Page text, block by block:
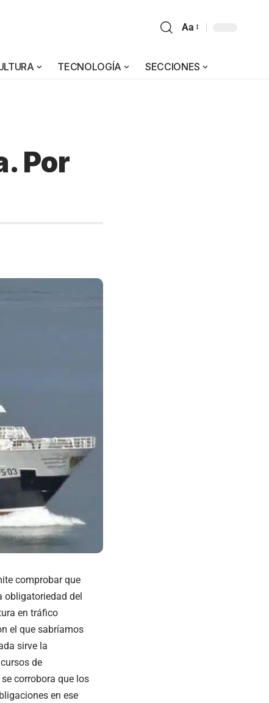
Aa
TECNOLOGÍA SECCIONES
Por
comprobar que
obligatoriedad del
en tráfico
el que sabríamos
sirve la
de
corrobora que los
en ese